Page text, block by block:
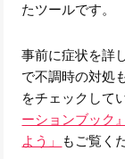
たツールです。
事前に症状を詳
で不調時の対処
をチェックして
ーションブック
よう」 もご覧く